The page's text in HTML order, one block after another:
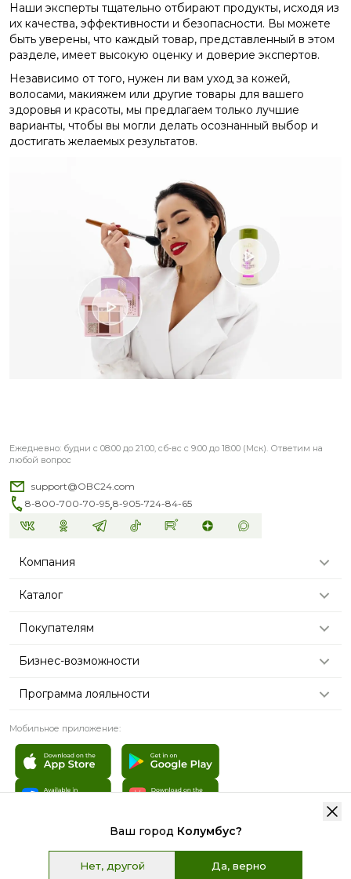
Ваш город Колумбус?
Нет, другой Да, верно
Наши эксперты тщательно отбирают продукты, исходя из
их качества, эффективности и безопасности. Вы можете
быть уверены, что каждый товар, представленный в этом
разделе, имеет высокую оценку и доверие экспертов.
Независимо от того, нужен ли вам уход за кожей,
волосами, макияжем или другие товары для вашего
здоровья и красоты, мы предлагаем только лучшие
варианты, чтобы вы могли делать осознанный выбор и
достигать желаемых результатов.
Ежедневно: будни с 08:00 до 21:00, сб-вс с 9:00 до 18:00 (Мск). Ответим на
любой вопрос
support@OBC24.com
8-800-700-70-95,8-905-724-84-65
Компания
Каталог
Покупателям
Бизнес-возможности
Программа лояльности
Мобильное приложение:
© 2007 - 2026 «TianDe». Все права защищены | Графические
материалы:Freepik.com
Пользовательское соглашение